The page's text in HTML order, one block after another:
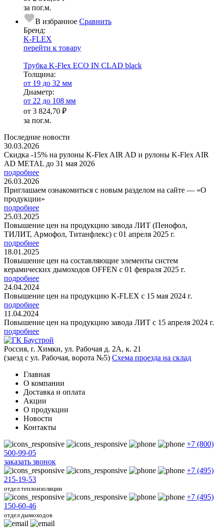
за пог.м.
В избранное Сравнить
Бренд:
K-FLEX
перейти к товару
Трубка K-Flex ECO IN CLAD black
Тол­щи­на:
от 19 до 32 мм
Диаметр:
от 22 до 108 мм
от 3 824,70 ₽
за пог.м.
Последние новости
30.03.2026
Скидка -15% на рулоны K-Flex AIR AD и рулоны K-Flex AIR
AD METAL до 31 мая 2026
подробнее
26.03.2026
Приглашаем ознакомиться с новым разделом на сайте — «О
продукции»
подробнее
25.03.2025
Повышение цен на продукцию завода ЛИТ (Пенофол,
ТИЛИТ, Армофол, Титанфлекс) с 01 апреля 2025 г.
подробнее
18.01.2025
Повышение цен на составляющие элементы систем
керамических дымоходов OFFEN с 01 февраля 2025 г.
подробнее
24.04.2024
Повышение цен на продукцию K-FLEX с 15 мая 2024 г.
подробнее
11.04.2024
Повышение цен на продукцию завода ЛИТ с 15 апреля 2024 г.
подробнее
Россия, г. Химки, ул. Рабочая д. 2А, к. 21
(заезд с ул. Рабочая, ворота №5) Схема проезда на склад
Главная
О компании
Доставка и оплата
Акции
О продукции
Новости
Контакты
+7 (800)
500-99-05
заказать звонок
+7 (495)
215-19-53
отдел теплоизоляции
+7 (495)
150-60-46
отдел дымоходов